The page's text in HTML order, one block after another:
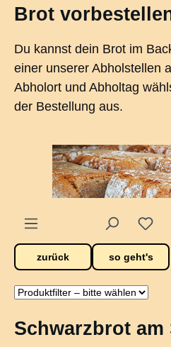
springen
Brot
Du kannst dein Brot im
einer unserer Abholstellen
Abholort und Abholtag
der Bestellung aus.
zurück so geht's
Schwarzbrot am